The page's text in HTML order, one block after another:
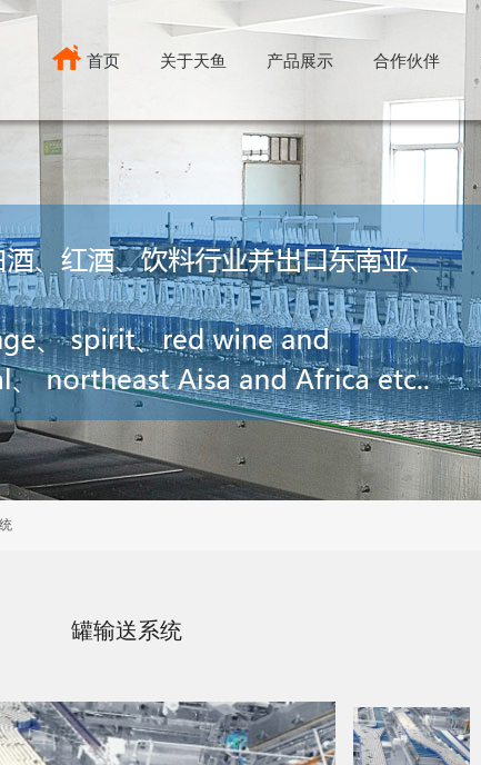
首页 关于天鱼 产品展示 合作伙伴
罐输送系统